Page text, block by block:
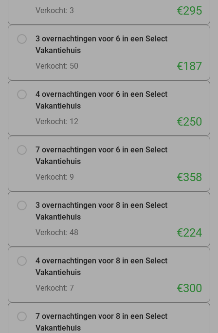
Verkocht: 3
€295
3 overnachtingen voor 6 in een Select
Vakantiehuis
Verkocht: 50
€187
4 overnachtingen voor 6 in een Select
Vakantiehuis
Verkocht: 12
€250
7 overnachtingen voor 6 in een Select
Vakantiehuis
Verkocht: 9
€358
3 overnachtingen voor 8 in een Select
Vakantiehuis
Verkocht: 48
€224
4 overnachtingen voor 8 in een Select
Vakantiehuis
Verkocht: 7
€300
7 overnachtingen voor 8 in een Select
Vakantiehuis